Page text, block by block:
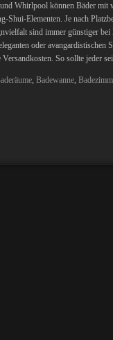
Whirlpool können Bäder mit
Shui-Elementen. Je nach
sind immer günstiger
oder
So sollte jeder
, Badewanne,